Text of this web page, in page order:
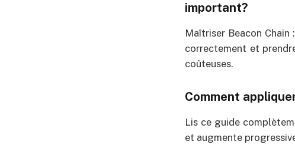
important?
Maîtriser Beacon
correctement et
coûteuses.
Comment
Lis ce guide
et augmente